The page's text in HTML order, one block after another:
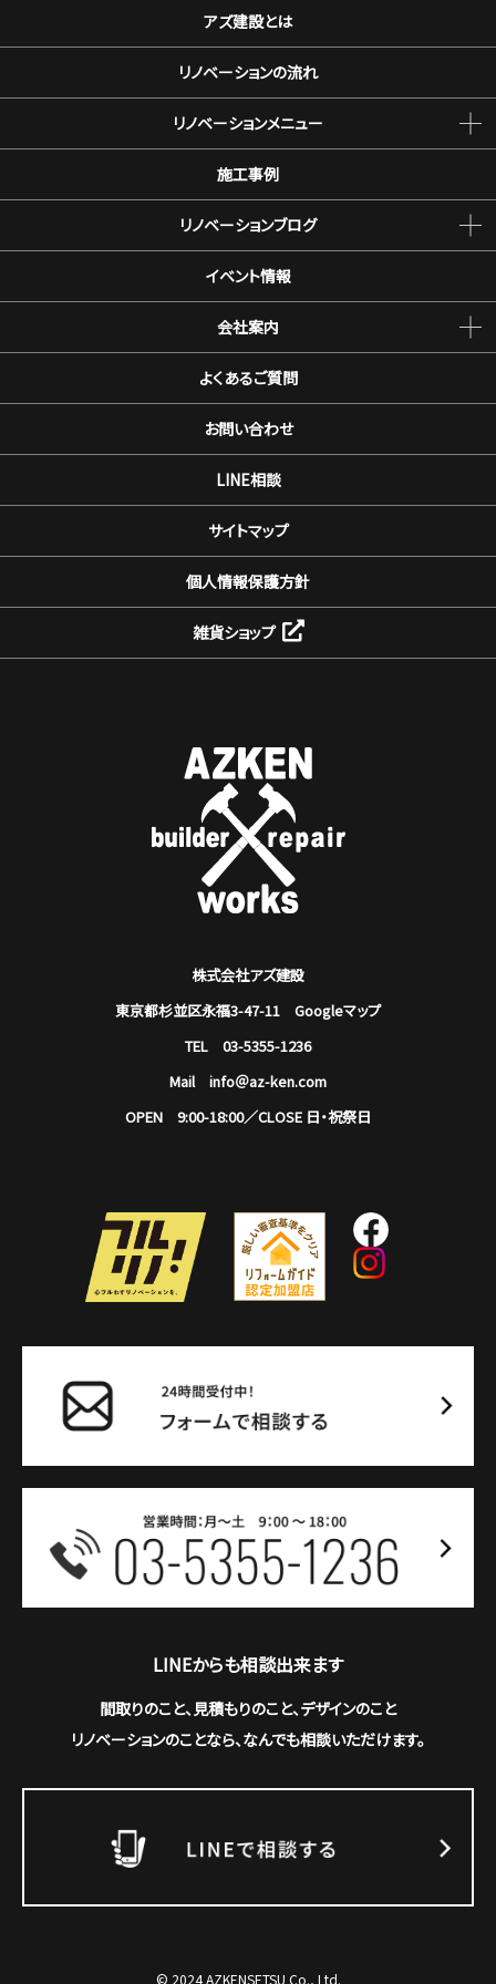
アズ建設とは
リノベーションの流れ
リノベーションメニュー
施工事例
リノベーションブログ
イベント情報
会社案内
よくあるご質問
お問い合わせ
LINE相談
サイトマップ
個人情報保護方針
雑貨ショップ
株式会社アズ建設
東京都杉並区永福3-47-11 Googleマップ
TEL 03-5355-1236
Mail info＠az-ken.com
OPEN 9:00-18:00／CLOSE 日・祝祭日
LINEからも相談出来ます
間取りのこと、見積もりのこと、デザインのこと
リノベーションのことなら、なんでも相談いただけます。
© 2024 AZKENSETSU Co., Ltd.